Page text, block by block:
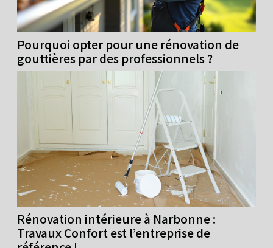
Pourquoi opter pour une rénovation de
gouttières par des professionnels ?
Rénovation intérieure à Narbonne :
Travaux Confort est l’entreprise de